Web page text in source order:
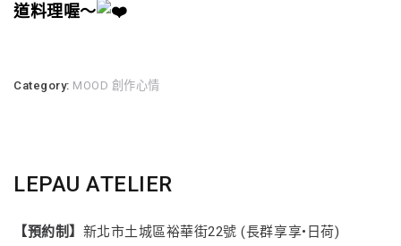
道料理喔～
Category: MOOD 創作心情
LEPAU ATELIER
【預約制】 新北市土城區裕華街22號 (長群享享•日荷)